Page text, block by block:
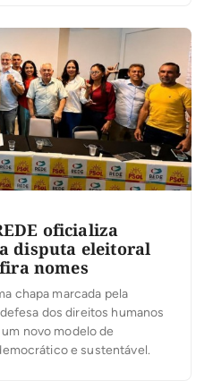
Dorinha como
reforçando a sintonia
oficializa
disputa eleitoral
nomes
chapa marcada pela
dos direitos humanos
novo modelo de
e sustentável.